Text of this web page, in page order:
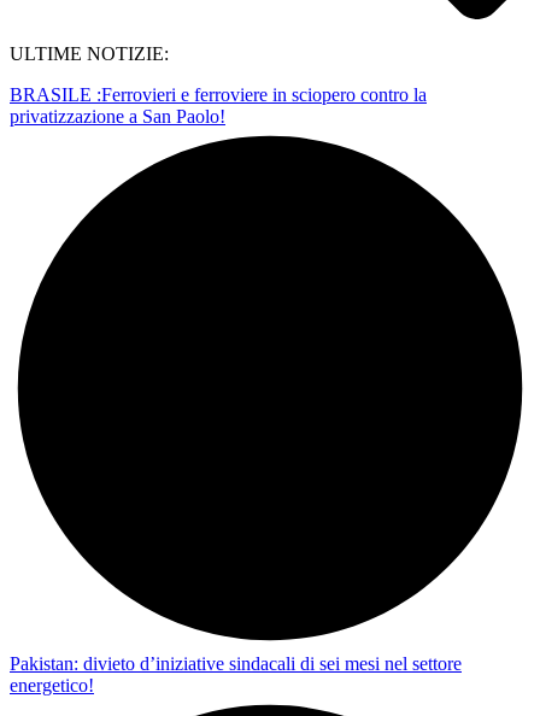
ULTIME NOTIZIE:
BRASILE :Ferrovieri e ferroviere in sciopero contro la
privatizzazione a San Paolo!
Pakistan: divieto d’iniziative sindacali di sei mesi nel settore
energetico!